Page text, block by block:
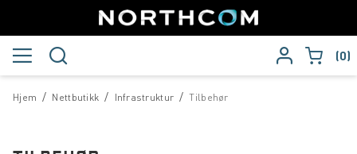
0
/
Hjem /
Nettbutikk /
Infrastruktur Tilbehør